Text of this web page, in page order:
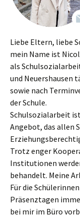
Liebe Eltern, liebe
mein Name ist
als
und Neuershausen
sowie nach
der Schule.
Schulsozialarbeit
Angebot, das allen
Trotz enger
Institutionen
behandelt. Meine
Für die
Präsenztagen
bei mir im Büro